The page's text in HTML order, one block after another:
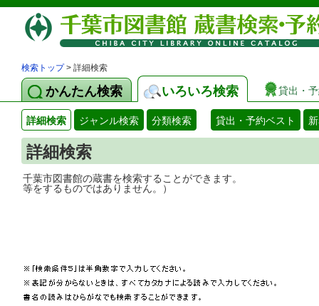
検索トップ> 詳細検索
かんたん検索 いろいろ検索 貸出・
詳細検索 ジャンル検索 分類検索 貸出・予約ベスト
詳細検索
千葉市図書館の蔵書を検索することがで
等をするものではありません。）